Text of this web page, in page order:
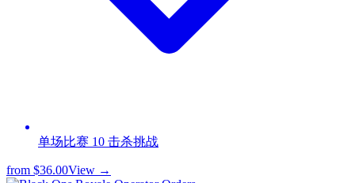
单场比赛 10 击杀挑战
from $36.00View →